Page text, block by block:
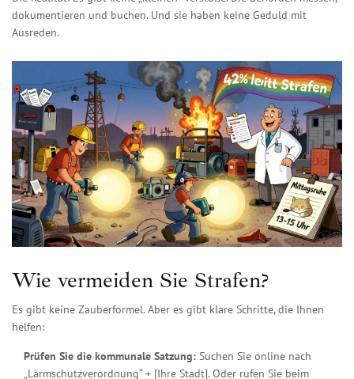
dokumentieren und buchen. Und sie haben keine Geduld mit
Ausreden.
Wie vermeiden Sie Strafen?
Es gibt keine Zauberformel. Aber es gibt klare Schritte, die Ihnen
helfen:
Prüfen Sie die kommunale Satzung: Suchen Sie online nach
„Lärmschutzverordnung“ + [Ihre Stadt]. Oder rufen Sie beim